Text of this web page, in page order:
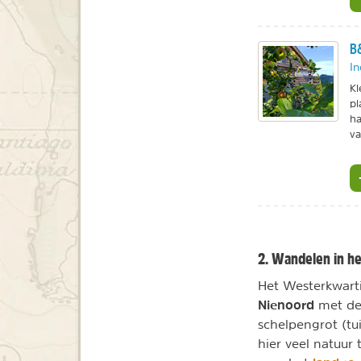
2. Wandelen in
Het
Nienoord met
schelpengrot
hier veel natuur